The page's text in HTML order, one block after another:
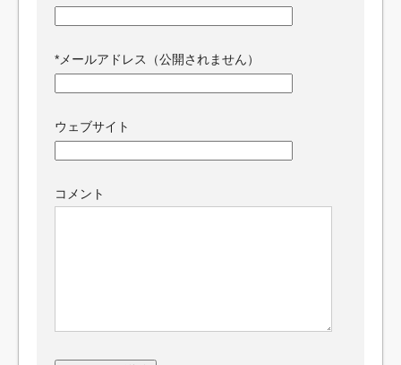
* メールアドレス（公開されません）
ウェブサイト
コメント